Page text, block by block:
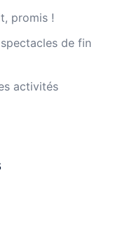
promis !
de fin
activités